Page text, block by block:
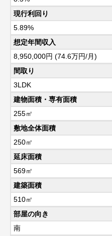
現行利回り
5.89%
想定年間収入
8,950,000円 (74.6万円/月)
間取り
3LDK
建物面積・専有面積
255㎡
敷地全体面積
250㎡
延床面積
569㎡
建築面積
510㎡
部屋の向き
南